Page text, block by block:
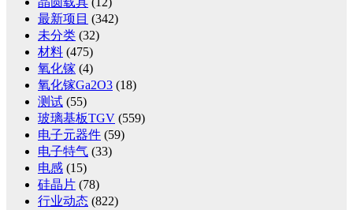
最新项目 (342)
未分类 (32)
材料 (475)
氧化镓 (4)
氧化镓Ga2O3 (18)
测试 (55)
玻璃基板TGV (559)
电子元器件 (59)
电子特气 (33)
电感 (15)
硅晶片 (78)
行业动态 (822)